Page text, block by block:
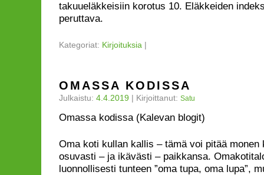
takuueläkkeisiin korotus 10. Eläkkeiden
peruttava.
Kategoriat: Kirjoituksia |
OMASSA KODISSA
Julkaistu: 4.4.2019 | Kirjoittanut: Satu
Omassa kodissa (Kalevan blogit)
Oma koti kullan kallis – tämä voi pitää monen
osuvasti – ja ikävästi – paikkansa.
luonnollisesti tunteen ”oma tupa, oma lupa”,